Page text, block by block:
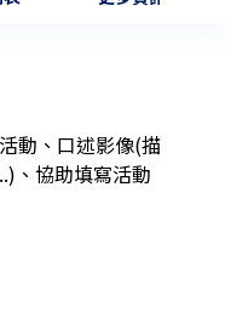
動、口述影像(描
、協助填寫活動